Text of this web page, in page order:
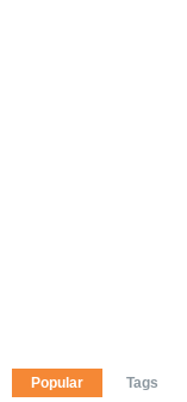
Popular Tags